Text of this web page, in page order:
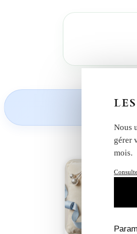
Nous
gérer
mois.